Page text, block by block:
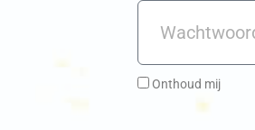
Onthoud mij